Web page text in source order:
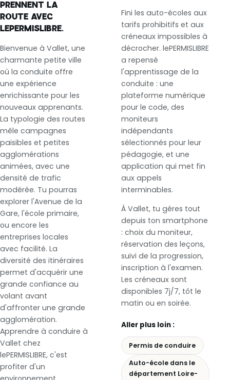
PRENNENT LA
ROUTE AVEC
LEPERMISLIBRE.
Bienvenue à Vallet, une
charmante petite ville
où la conduite offre
une expérience
enrichissante pour les
nouveaux apprenants.
La typologie des routes
mêle campagnes
paisibles et petites
agglomérations
animées, avec une
densité de trafic
modérée. Tu pourras
explorer l'Avenue de la
Gare, l'école primaire,
ou encore les
entreprises locales
avec facilité. La
diversité des itinéraires
permet d'acquérir une
grande confiance au
volant avant
d'affronter une grande
agglomération.
Apprendre à conduire à
Vallet chez
lePERMISLIBRE, c'est
profiter d'un
Fini les auto-écoles aux
tarifs prohibitifs et aux
créneaux impossibles à
décrocher. lePERMISLIBRE
a repensé
l'apprentissage de la
conduite : une
plateforme numérique
pour le code, des
moniteurs
indépendants
sélectionnés pour leur
pédagogie, et une
application qui met fin
aux appels
interminables.
À Vallet, tu gères tout
depuis ton smartphone
: choix du moniteur,
réservation des leçons,
suivi de la progression,
inscription à l'examen.
Les créneaux sont
disponibles 7j/7, tôt le
matin ou en soirée.
Aller plus loin :
Permis de conduire
Auto-école dans le
département Loire-